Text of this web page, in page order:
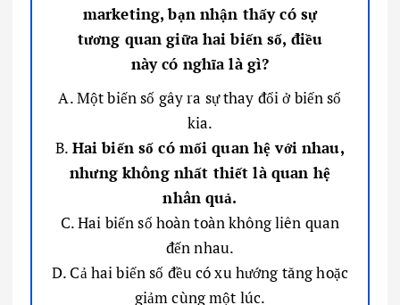
marketing, bạn nhận thấy có sự
tương quan giữa hai biến số, điều
này có nghĩa là gì?
A. Một biến số gây ra sự thay đổi ở biến số
kia.
B. Hai biến số có mối quan hệ với nhau,
nhưng không nhất thiết là quan hệ
nhân quả.
C. Hai biến số hoàn toàn không liên quan
đến nhau.
D. Cả hai biến số đều có xu hướng tăng hoặc
giảm cùng một lúc.